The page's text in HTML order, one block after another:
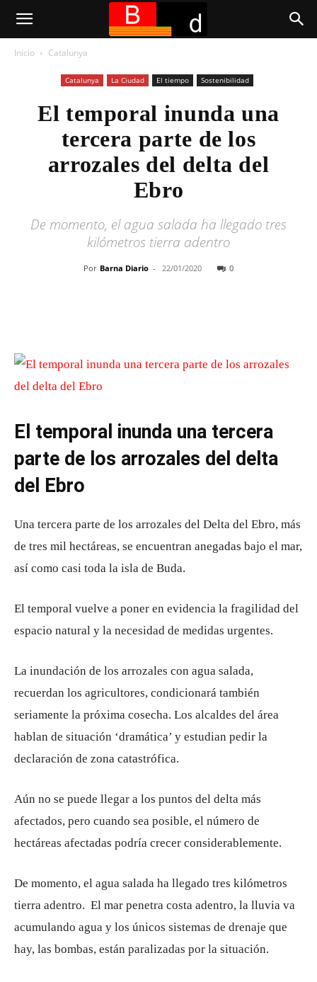
Inicio Catalunya
Catalunya La Ciudad El tiempo Sostenibilidad
El temporal inunda una
tercera parte de los
arrozales del delta del
Ebro
De momento, el agua salada ha llegado tres
kilómetros tierra adentro
Por Barna Diario - 22/01/2020 0
El temporal inunda una tercera
parte de los arrozales del delta
del Ebro
Una tercera parte de los arrozales del Delta del Ebro, más
de tres mil hectáreas, se encuentran anegadas bajo el mar,
así como casi toda la isla de Buda.
El temporal vuelve a poner en evidencia la fragilidad del
espacio natural y la necesidad de medidas urgentes.
La inundación de los arrozales con agua salada,
recuerdan los agricultores, condicionará también
seriamente la próxima cosecha. Los alcaldes del área
hablan de situación ‘dramática’ y estudian pedir la
declaración de zona catastrófica.
Aún no se puede llegar a los puntos del delta más
afectados, pero cuando sea posible, el número de
hectáreas afectadas podría crecer considerablemente.
De momento, el agua salada ha llegado tres kilómetros
tierra adentro. El mar penetra costa adentro, la lluvia va
acumulando agua y los únicos sistemas de drenaje que
hay, las bombas, están paralizadas por la situación.